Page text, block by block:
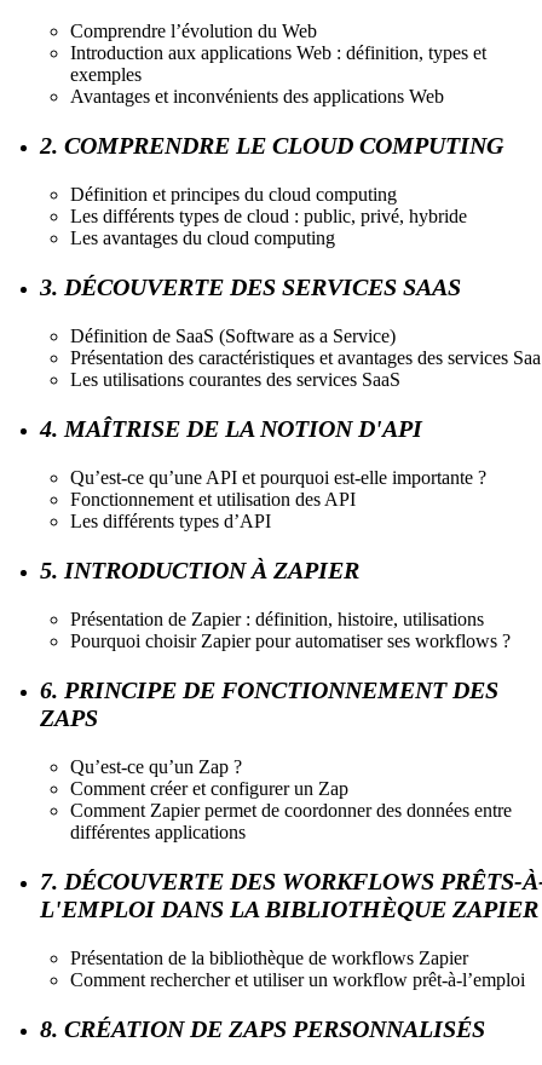
Comprendre l’évolution du Web
Introduction aux applications Web : définition, types et
exemples
Avantages et inconvénients des applications Web
2. COMPRENDRE LE CLOUD COMPUTING
Définition et principes du cloud computing
Les différents types de cloud : public, privé, hybride
Les avantages du cloud computing
3. DÉCOUVERTE DES SERVICES SAAS
Définition de SaaS (Software as a Service)
Présentation des caractéristiques et avantages des services
Les utilisations courantes des services SaaS
4. MAÎTRISE DE LA NOTION D'API
Qu’est-ce qu’une API et pourquoi est-elle importante ?
Fonctionnement et utilisation des API
Les différents types d’API
5. INTRODUCTION À ZAPIER
Présentation de Zapier : définition, histoire, utilisations
Pourquoi choisir Zapier pour automatiser ses workflows ?
6. PRINCIPE DE FONCTIONNEMENT DES
ZAPS
Qu’est-ce qu’un Zap ?
Comment créer et configurer un Zap
Comment Zapier permet de coordonner des données entre
différentes applications
7. DÉCOUVERTE DES WORKFLOWS PRÊTS-
L'EMPLOI DANS LA BIBLIOTHÈQUE ZAPIER
Présentation de la bibliothèque de workflows Zapier
Comment rechercher et utiliser un workflow prêt-à-l’emploi
8. CRÉATION DE ZAPS PERSONNALISÉS